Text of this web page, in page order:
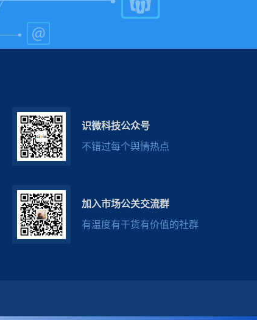
识微科技公众号
不错过每个舆情热点
加入市场公关交流群
有温度有干货有价值的社群